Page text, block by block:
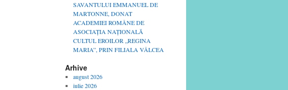
SAVANTULUI EMMANUEL DE
MARTONNE, DONAT
ACADEMIEI ROMÂNE DE
ASOCIAȚIA NAȚIONALĂ
CULTUL EROILOR „REGINA
MARIA”, PRIN FILIALA VÂLCEA
Arhive
august 2026
iulie 2026